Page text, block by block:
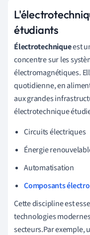
étudiants
Électrotechniqueest
concentre sur les
électromagnétiques.
quotidienne, en
aux grandes
électrotechnique
Circuits électriques
Énergie
Automatisation
Composants
Cette discipline est
technologies
secteurs.Par exemple,